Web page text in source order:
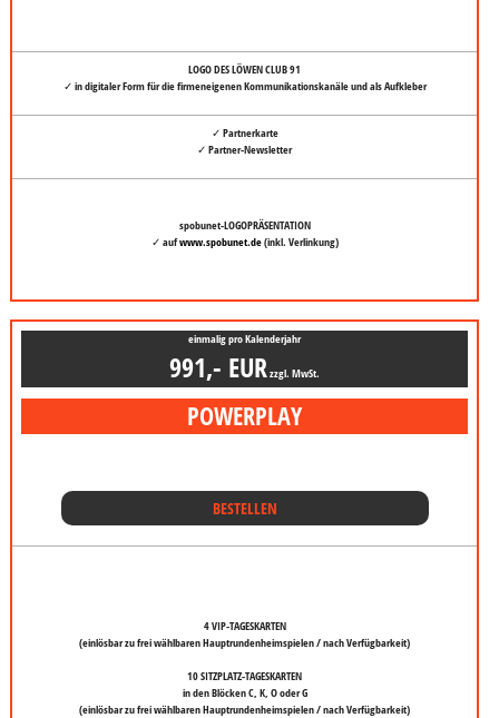
LOGO DES LÖWEN CLUB 91
✓ in digitaler Form für die firmeneigenen Kommunikationskanäle und als Aufkleber
✓ Partnerkarte
✓ Partner-Newsletter
spobunet-LOGOPRÄSENTATION
✓ aufwww.spobunet.de(inkl. Verlinkung)
einmalig pro Kalenderjahr
991,- EURzzgl. MwSt.
POWERPLAY
BESTELLEN
4 VIP-TAGESKARTEN
(einlösbar zu frei wählbaren Hauptrundenheimspielen / nach Verfügbarkeit)
10 SITZPLATZ-TAGESKARTEN
in den Blöcken C, K, O oder G
(einlösbar zu frei wählbaren Hauptrundenheimspielen / nach Verfügbarkeit)